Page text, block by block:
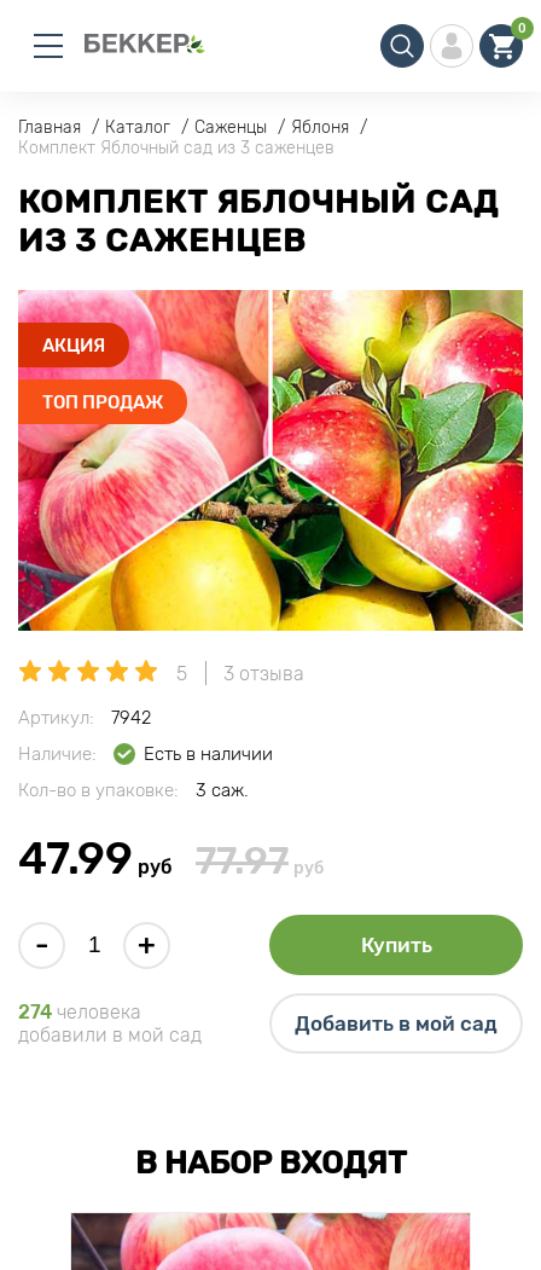
0
Главная Каталог Саженцы
Яблоня
Комплект Яблочный сад из 3 саженцев
КОМПЛЕКТ ЯБЛОЧНЫЙ САД
ИЗ 3 САЖЕНЦЕВ
АКЦИЯ
ТОП ПРОДАЖ
5 3 отзыва
Артикул:
7942
Наличие:
Есть в наличии
Кол-во в упаковке:
3 саж.
47.99 руб 77.97 руб
- + Купить
274 человека
добавили в мой сад
Добавить в мой сад
В НАБОР ВХОДЯТ